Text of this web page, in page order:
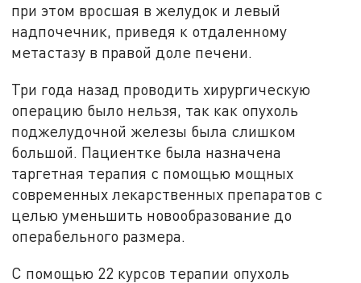
при этом вросшая в желудок и левый
надпочечник, приведя к отдаленному
метастазу в правой доле печени.
Три года назад проводить хирургическую
операцию было нельзя, так как опухоль
поджелудочной железы была слишком
большой. Пациентке была назначена
таргетная терапия с помощью мощных
современных лекарственных препаратов с
целью уменьшить новообразование до
операбельного размера.
С помощью 22 курсов терапии опухоль